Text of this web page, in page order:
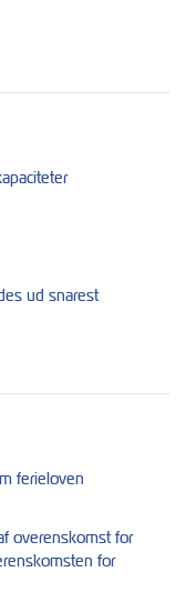
ud snarest
ferieloven
overenskomst for
for